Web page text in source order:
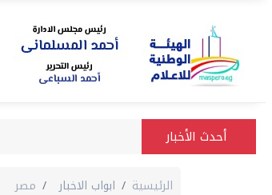
أحدث الأخبار
الرئيسية ابواب الاخبار مصر